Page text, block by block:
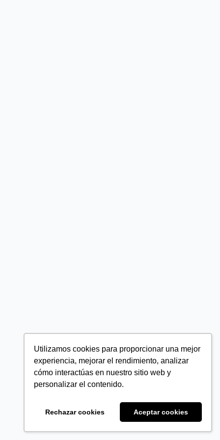
Utilizamos cookies para proporcionar una mejor
experiencia, mejorar el rendimiento, analizar
cómo interactúas en nuestro sitio web y
personalizar el contenido.
Rechazar cookies Aceptar cookies